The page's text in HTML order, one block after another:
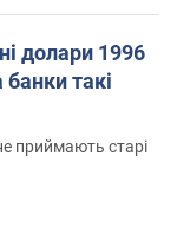
долари 1996
такі
приймають старі